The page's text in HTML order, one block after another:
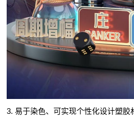
3. 易于染色、可实现个性化设计塑胶